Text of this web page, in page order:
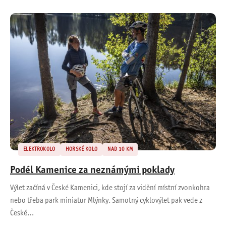
ELEKTROKOLO HORSKÉ KOLO NAD 10 KM
Podél Kamenice za neznámými poklady
Výlet začíná v České Kamenici, kde stojí za vidění místní zvonkohra
nebo třeba park miniatur Mlýnky. Samotný cyklovýlet pak vede z
České…